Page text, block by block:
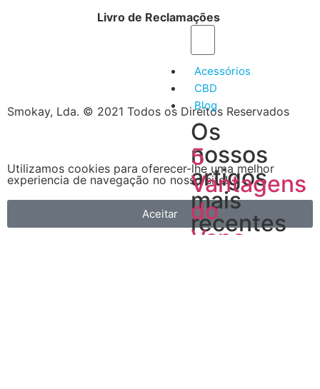
Acessórios
CBD
Blog
Os
nossos
artigos
mais
recentes
5
Vantagens
do
Vape
Livro de Reclamações
Smokay, Lda. © 2021 Todos os Direitos Reservados
Utilizamos cookies para oferecer-lhe uma melhor
experiencia de navegação no nosso site!
Aceitar